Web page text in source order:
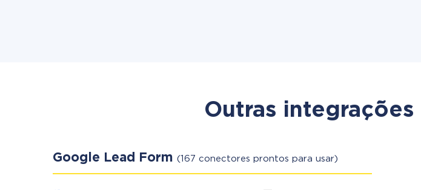
Outras integrações
Google Lead Form (167 conectores prontos para usar)